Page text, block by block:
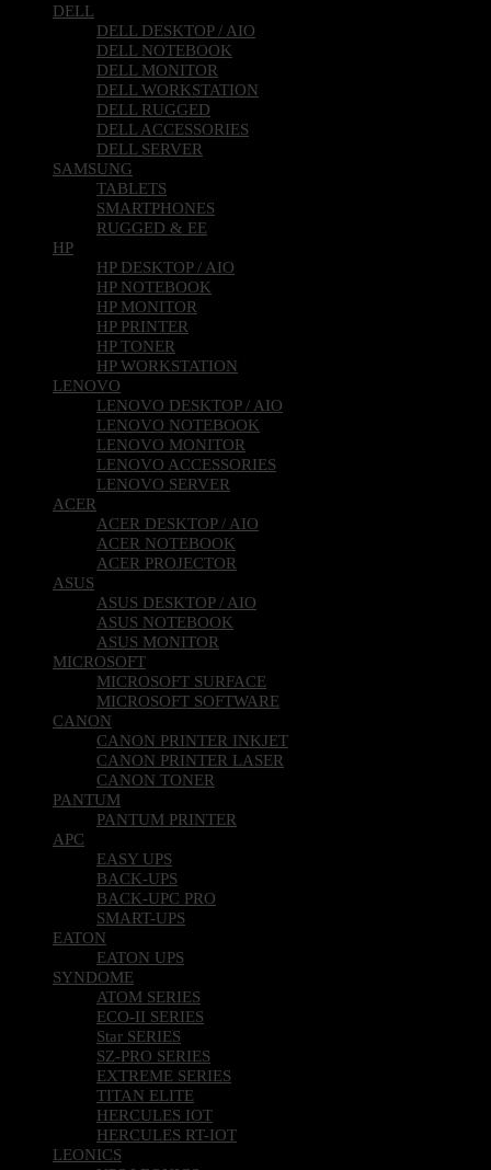
DELL
DELL DESKTOP / AIO
DELL NOTEBOOK
DELL MONITOR
DELL WORKSTATION
DELL RUGGED
DELL ACCESSORIES
DELL SERVER
SAMSUNG
TABLETS
SMARTPHONES
RUGGED & EE
HP
HP DESKTOP / AIO
HP NOTEBOOK
HP MONITOR
HP PRINTER
HP TONER
HP WORKSTATION
LENOVO
LENOVO DESKTOP / AIO
LENOVO NOTEBOOK
LENOVO MONITOR
LENOVO ACCESSORIES
LENOVO SERVER
ACER
ACER DESKTOP / AIO
ACER NOTEBOOK
ACER PROJECTOR
ASUS
ASUS DESKTOP / AIO
ASUS NOTEBOOK
ASUS MONITOR
MICROSOFT
MICROSOFT SURFACE
MICROSOFT SOFTWARE
CANON
CANON PRINTER INKJET
CANON PRINTER LASER
CANON TONER
PANTUM
PANTUM PRINTER
APC
EASY UPS
BACK-UPS
BACK-UPC PRO
SMART-UPS
EATON
EATON UPS
SYNDOME
ATOM SERIES
ECO-II SERIES
Star SERIES
SZ-PRO SERIES
EXTREME SERIES
TITAN ELITE
HERCULES IOT
HERCULES RT-IOT
LEONICS